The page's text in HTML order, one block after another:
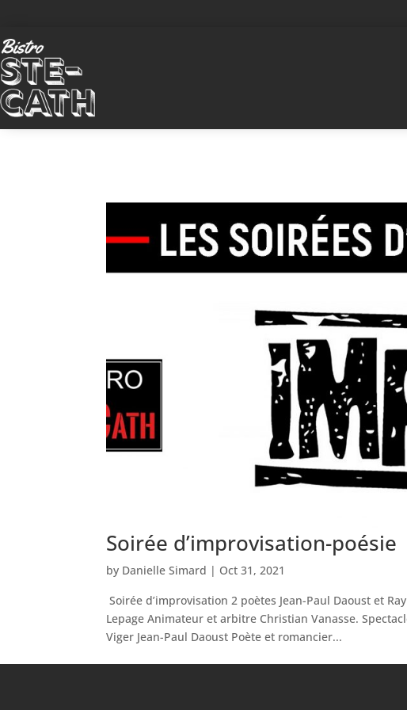
Soirée d’improvisation-poésie
by Danielle Simard | Oct 31, 2021
Soirée d’improvisation 2 poètes Jean-Paul Daoust et
Lepage Animateur et arbitre Christian Vanasse.
Viger Jean-Paul Daoust Poète et romancier...